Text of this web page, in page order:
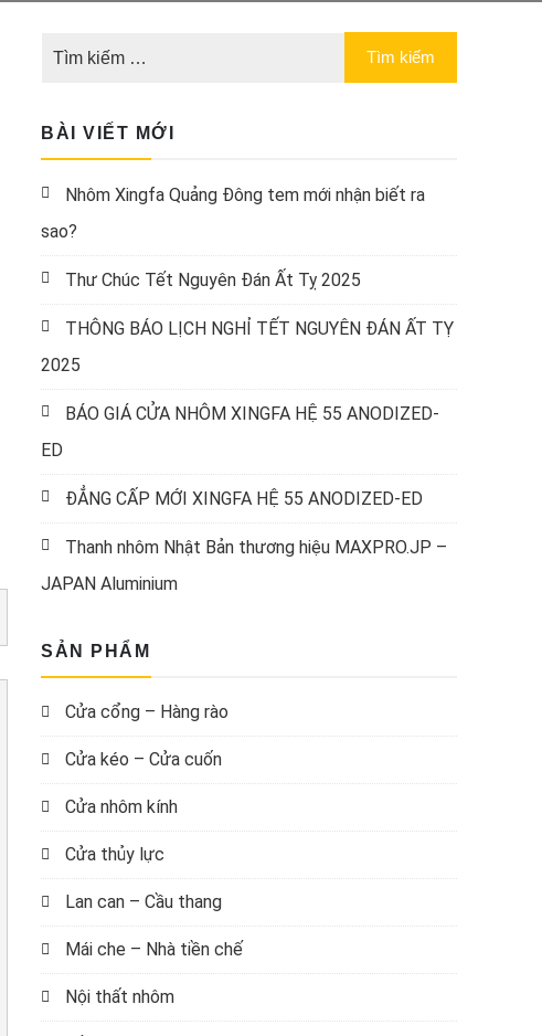
BÀI VIẾT MỚI
Nhôm Xingfa Quảng Đông tem mới nhận biết ra
sao?
Thư Chúc Tết Nguyên Đán Ất Tỵ 2025
THÔNG BÁO LỊCH NGHỈ TẾT NGUYÊN ĐÁN ẤT TỴ
2025
BÁO GIÁ CỬA NHÔM XINGFA HỆ 55 ANODIZED-
ED
ĐẲNG CẤP MỚI XINGFA HỆ 55 ANODIZED-ED
Thanh nhôm Nhật Bản thương hiệu MAXPRO.JP –
JAPAN Aluminium
SẢN PHẨM
Cửa cổng – Hàng rào
Cửa kéo – Cửa cuốn
Cửa nhôm kính
Cửa thủy lực
Lan can – Cầu thang
Mái che – Nhà tiền chế
Nội thất nhôm